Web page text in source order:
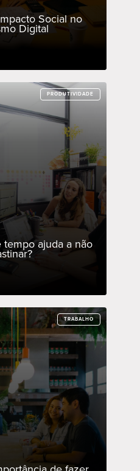
Social no
Digital
PRODUTIVIDADE
tempo ajuda a não
PRODUTIVIDADE
TRABALHO
TRABALHO